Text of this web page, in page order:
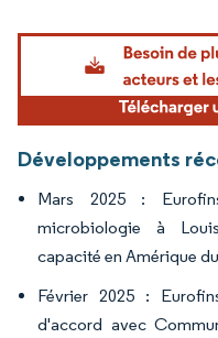
Image © Mordor Intelligence. La
Développements
Mars 2025 :
microbiologie à
capacité en Amérique
Février 2025 :
d'accord avec